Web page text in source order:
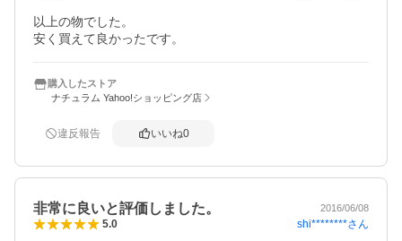
以上の物でした。
安く買えて良かったです。
購入したストア
ナチュラム Yahoo!ショッピング店
違反報告 いいね0
非常に良いと評価しました。 2016/06/08
5.0 shi********さん